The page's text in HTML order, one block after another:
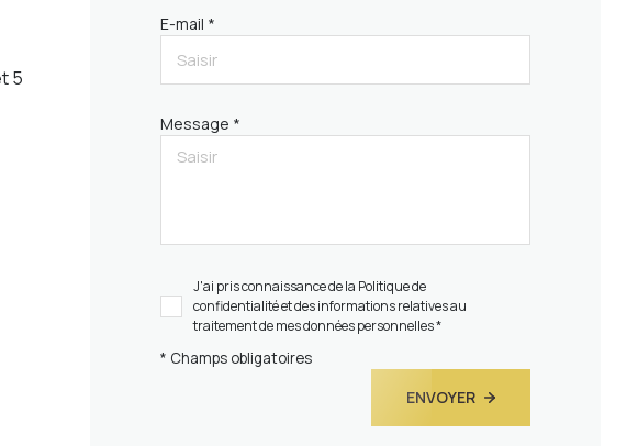
5
E-mail *
Message *
J'ai pris connaissance de la Politique de
confidentialité et des informations relatives au
traitement de mes données personnelles *
* Champs obligatoires
ENVOYER